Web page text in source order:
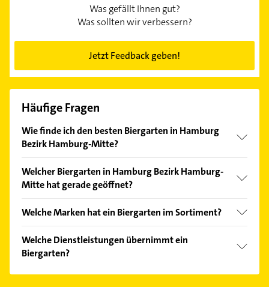
Was gefällt Ihnen gut?
Was sollten wir verbessern?
Jetzt Feedback geben!
Häufige Fragen
Wie finde ich den besten Biergarten in Hamburg
Bezirk Hamburg-Mitte?
Kundenmeinungen und profitieren Sie von den
Empfehlungen. Die Suchergebnisse können Sie sich
Welcher Biergarten in Hamburg Bezirk Hamburg-
Mitte hat gerade geöffnet?
Bitte beachten Sie, dass diese an Sonn- und
Welche Marken hat ein Biergarten im Sortiment?
verschiedene Biersorten.
Welche Dienstleistungen übernimmt ein
Biergarten?
Folgende Leistungen werden angeboten: